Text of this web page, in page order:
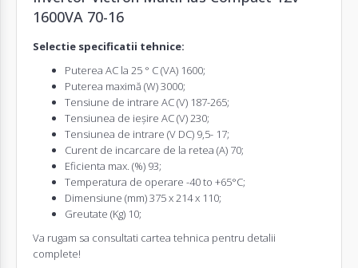
1600VA 70-16
Selectie specificatii tehnice:
Puterea AC la 25 ° C (VA) 1600;
Puterea maximă (W) 3000;
Tensiune de intrare AC (V) 187-265;
Tensiunea de ieșire AC (V) 230;
Tensiunea de intrare (V DC) 9,5- 17;
Curent de incarcare de la retea (A) 70;
Eficienta max. (%) 93;
Temperatura de operare -40 to +65°C;
Dimensiune (mm) 375 x 214 x 110;
Greutate (Kg) 10;
Va rugam sa consultati cartea tehnica pentru detalii
complete!